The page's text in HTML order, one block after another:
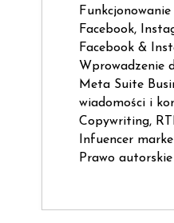
Facebook,
Facebook &
Wprowadzenie
Meta Suite
wiadomości i
Copywriting,
Infuencer
Prawo